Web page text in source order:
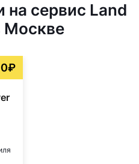
на сервис Land
Москве